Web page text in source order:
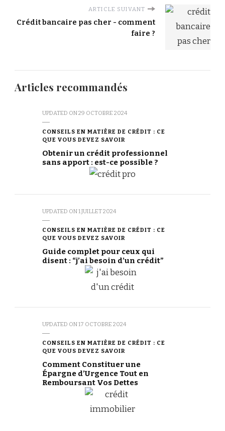
ARTICLE SUIVANT
Crédit bancaire pas cher - comment
faire ?
Articles recommandés
UPDATED ON29 OCTOBRE 2024
CONSEILS EN MATIÈRE DE CRÉDIT : CE
QUE VOUS DEVEZ SAVOIR
Obtenir un crédit professionnel
sans apport : est-ce possible ?
UPDATED ON1 JUILLET 2024
CONSEILS EN MATIÈRE DE CRÉDIT : CE
QUE VOUS DEVEZ SAVOIR
Guide complet pour ceux qui
disent : “j’ai besoin d’un crédit”
UPDATED ON17 OCTOBRE 2024
CONSEILS EN MATIÈRE DE CRÉDIT : CE
QUE VOUS DEVEZ SAVOIR
Comment Constituer une
Épargne d’Urgence Tout en
Remboursant Vos Dettes